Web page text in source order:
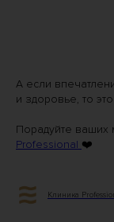
А если
и здоровье, то
Порадуйте ваших
Professional ❤️
Клиника